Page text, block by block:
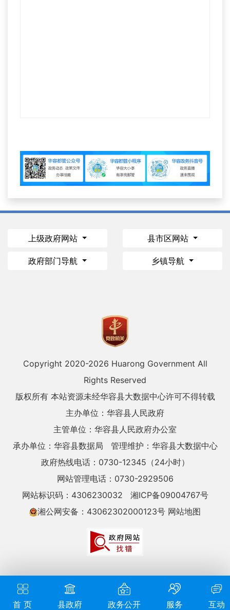
首 页 县政府 政务公开 服务 互动
上级政府网站 县市区网站
政府部门导航 乡镇导航
Copyright 2020-2026 Huarong Government All
Rights Reserved
版权所有 本站资源未经华容县大数据中心许可不得转载
主办单位：华容县人民政府
主管单位：华容县人民政府办公室
承办单位：华容县数据局
管理维护：华容县大数据中心
政府热线电话：0730-12345（24小时）
网站管理电话：0730-2929506
网站标识码：4306230032
湘ICP备09004767号
湘公网安备：43062302000123号 网站地图